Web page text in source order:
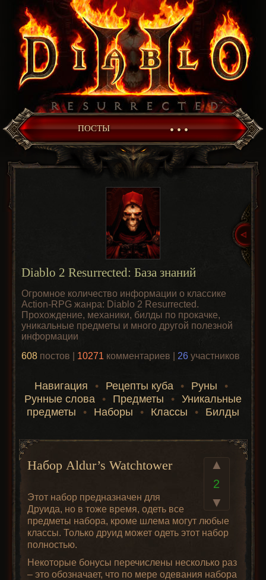
ПОСТЫ • • •
Diablo 2 Resurrected: База знаний
Огромное количество информации о классике
Action-RPG жанра: Diablo 2 Resurrected.
Прохождение, механики, билды по прокачке,
уникальные предметы и много другой полезной
информации
608 постов | 10271 комментариев | 26 участников
Навигация • Рецепты куба • Руны
•
Рунные слова
• Предметы • Уникальные
предметы
• Наборы • Классы • Билды
▲
2
▼
Набор Aldur’s Watchtower
Этот набор предназначен для
Друида, но в тоже время, одеть все
предметы набора, кроме шлема могут любые
классы. Только друид может одеть этот набор
полностью.
Некоторые бонусы перечислены несколько раз
– это обозначает, что по мере одевания набора